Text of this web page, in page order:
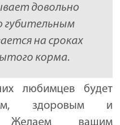
довольно
губительным
на сроках
корма.
любимцев будет
здоровым и
Желаем вашим